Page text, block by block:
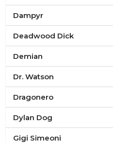
Dampyr
Deadwood Dick
Demian
Dr. Watson
Dragonero
Dylan Dog
Gigi Simeoni